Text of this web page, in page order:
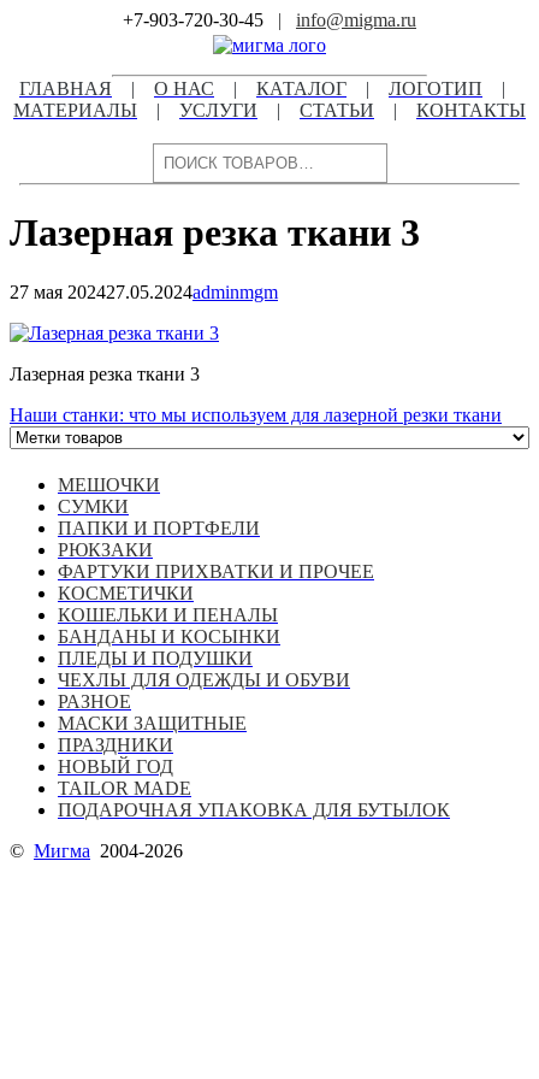
+7-903-720-30-45 | info@migma.ru
ГЛАВНАЯ | О НАС | КАТАЛОГ | ЛОГОТИП
|
МАТЕРИАЛЫ
| УСЛУГИ | СТАТЬИ | КОНТАКТЫ
Поиск
Лазерная резка ткани 3
27 мая 202427.05.2024adminmgm
Навигация
по
записям
Лазерная резка ткани 3
Навигация
по
записям
Наши станки: что мы используем для лазерной резки ткани
МЕШОЧКИ
СУМКИ
ПАПКИ И ПОРТФЕЛИ
РЮКЗАКИ
ФАРТУКИ ПРИХВАТКИ И ПРОЧЕЕ
КОСМЕТИЧКИ
КОШЕЛЬКИ И ПЕНАЛЫ
БАНДАНЫ И КОСЫНКИ
ПЛЕДЫ И ПОДУШКИ
ЧЕХЛЫ ДЛЯ ОДЕЖДЫ И ОБУВИ
РАЗНОЕ
МАСКИ ЗАЩИТНЫЕ
ПРАЗДНИКИ
НОВЫЙ ГОД
TAILOR MADE
ПОДАРОЧНАЯ УПАКОВКА ДЛЯ БУТЫЛОК
© Мигма 2004-2026